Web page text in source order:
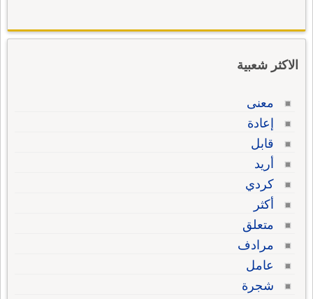
الاكثر شعبية
معنى
إعادة
قابل
أريد
كردي
أكثر
متعلق
مرادف
عامل
شجرة